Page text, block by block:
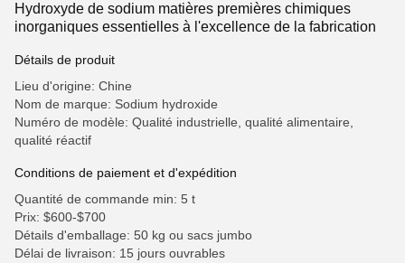
Hydroxyde de sodium matières premières chimiques
inorganiques essentielles à l'excellence de la fabrication
Détails de produit
Lieu d'origine: Chine
Nom de marque: Sodium hydroxide
Numéro de modèle: Qualité industrielle, qualité alimentaire,
qualité réactif
Conditions de paiement et d'expédition
Quantité de commande min: 5 t
Prix: $600-$700
Détails d'emballage: 50 kg ou sacs jumbo
Délai de livraison: 15 jours ouvrables